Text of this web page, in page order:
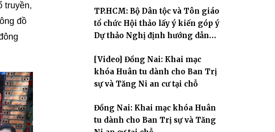
truyền,
đồ
2570 dành cho chư Tăng hành giả an cư tại chỗ khu vực
VII, VIII và trường hạ chùa Quốc Ân Khải Tường.
TP.HCM: Bộ Dân tộc và Tôn giáo
tổ chức Hội thảo lấy ý kiến góp ý
Dự thảo Nghị định hướng dẫn
giáo
[Video] Đồng Nai: Khai mạc
khóa Huân tu dành cho Ban Trị
sự và Tăng Ni an cư tại chỗ
Đồng Nai: Khai mạc khóa Huân
tu dành cho Ban Trị sự và Tăng